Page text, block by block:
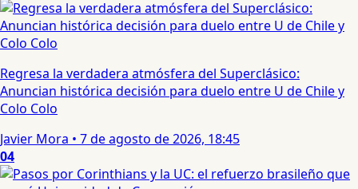
Regresa la verdadera atmósfera del Superclásico:
Anuncian histórica decisión para duelo entre U de Chile y
Colo Colo
Javier Mora • 7 de agosto de 2026, 18:45
04